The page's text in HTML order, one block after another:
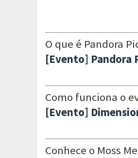
O que é Pandora
[Evento] Pandora
Como funciona o
[Evento]
Conhece o Moss